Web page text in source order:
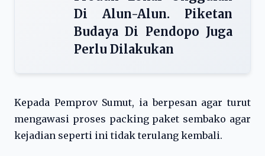
Di Alun-Alun. Piketan
Budaya Di Pendopo Juga
Perlu Dilakukan
Kepada Pemprov Sumut, ia berpesan agar turut
mengawasi proses packing paket sembako agar
kejadian seperti ini tidak terulang kembali.